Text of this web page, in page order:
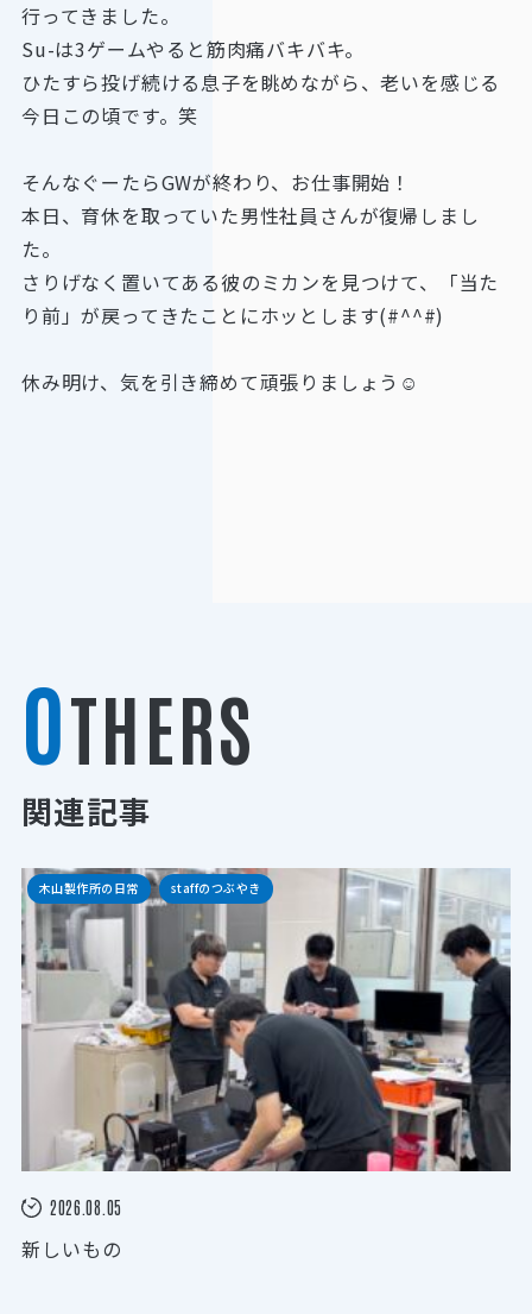
行ってきました。
Su-は3ゲームやると筋肉痛バキバキ。
ひたすら投げ続ける息子を眺めながら、老いを感じる
今日この頃です。笑
そんなぐーたらGWが終わり、お仕事開始！
本日、育休を取っていた男性社員さんが復帰しまし
た。
さりげなく置いてある彼のミカンを見つけて、「当た
り前」が戻ってきたことにホッとします(#^^#)
休み明け、気を引き締めて頑張りましょう☺︎
OTHERS
関連記事
2026.08.05
新しいもの
木山製作所の日常 staffのつぶやき